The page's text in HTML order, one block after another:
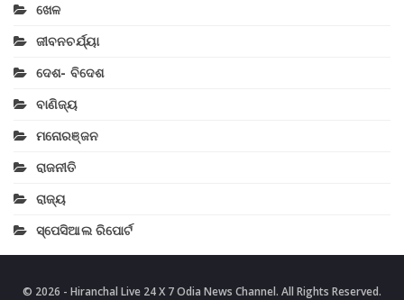
ଖେଳ
ଜୀବନଚର୍ଯ୍ୟା
ଦେଶ- ବିଦେଶ
ବାଣିଜ୍ୟ
ମନୋରଞ୍ଜନ
ରାଜନୀତି
ରାଜ୍ୟ
ସ୍ପେସିଆଲ ରିପୋର୍ଟ
© 2026 - Hiranchal Live 24 X 7 Odia News Channel. All Rights Reserved.